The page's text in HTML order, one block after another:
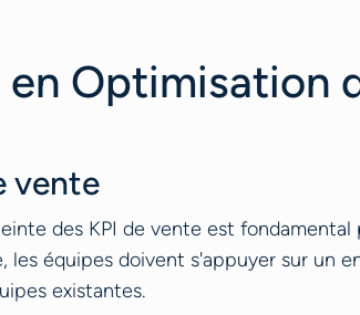
Optimisation
vente
des KPI de vente est
les équipes doivent s'appuyer sur un
existantes.